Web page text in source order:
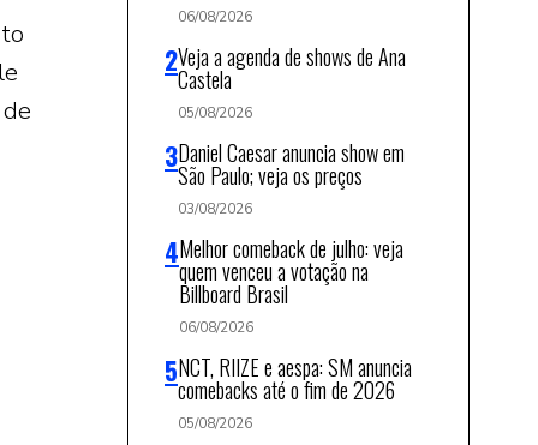
06/08/2026
Veja a agenda de shows de Ana
Castela
05/08/2026
Daniel Caesar anuncia show em
São Paulo; veja os preços
03/08/2026
Melhor comeback de julho: veja
quem venceu a votação na
Billboard Brasil
06/08/2026
NCT, RIIZE e aespa: SM anuncia
comebacks até o fim de 2026
05/08/2026